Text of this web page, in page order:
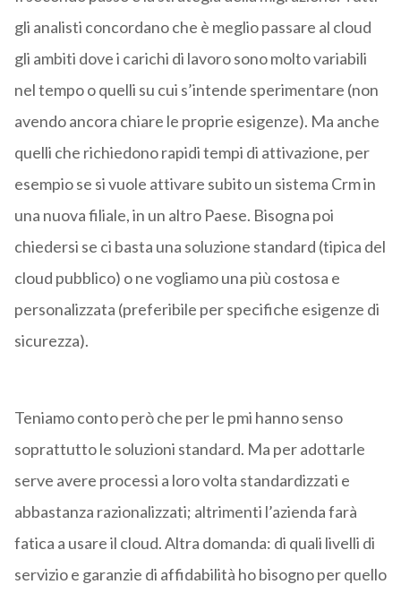
gli analisti concordano che è meglio passare al cloud
gli ambiti dove i carichi di lavoro sono molto variabili
nel tempo o quelli su cui s’intende sperimentare (non
avendo ancora chiare le proprie esigenze). Ma anche
quelli che richiedono rapidi tempi di attivazione, per
esempio se si vuole attivare subito un sistema Crm in
una nuova filiale, in un altro Paese. Bisogna poi
chiedersi se ci basta una soluzione standard (tipica del
cloud pubblico) o ne vogliamo una più costosa e
personalizzata (preferibile per specifiche esigenze di
sicurezza).
Teniamo conto però che per le pmi hanno senso
soprattutto le soluzioni standard. Ma per adottarle
serve avere processi a loro volta standardizzati e
abbastanza razionalizzati; altrimenti l’azienda farà
fatica a usare il cloud. Altra domanda: di quali livelli di
servizio e garanzie di affidabilità ho bisogno per quello